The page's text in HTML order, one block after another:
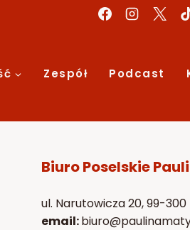
Zespół Podcast
Biuro Poselskie
ul. Narutowicza 20, 99-
email: